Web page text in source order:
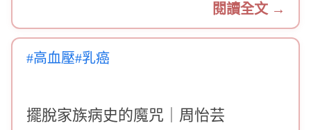
閱讀全文 →
#高血壓#乳癌
擺脫家族病史的魔咒｜周怡芸